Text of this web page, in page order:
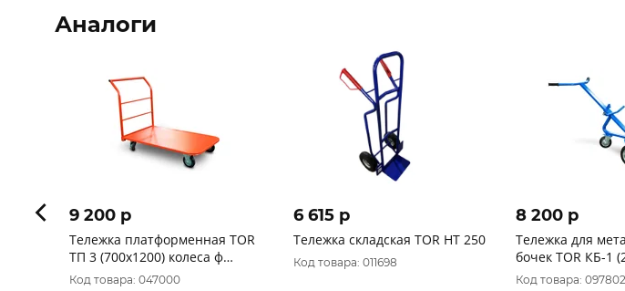
Аналоги
9 200 p
Тележка платформенная TOR
ТП 3 (700х1200) колеса ф
160мм
Код товара: 047000
6 615 p
Тележка складская TOR HT 250
Код товара: 011698
8 200 p
Тележка для
бочек TOR КБ-1
160 поворотное)
Код товара: 097802